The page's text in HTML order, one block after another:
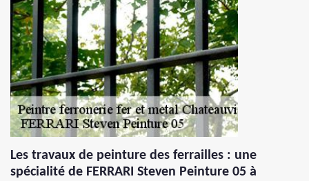
Les travaux de peinture des ferrailles : une
spécialité de FERRARI Steven Peinture 05 à